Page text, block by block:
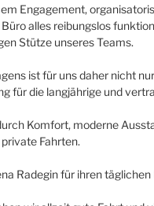
Engagement,
alles reibungslos
Stütze unseres Teams.
ist für uns daher nicht
für die langjährige und
Komfort, moderne
Fahrten.
Radegin für ihren